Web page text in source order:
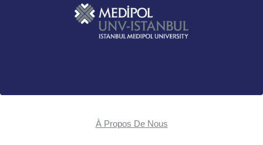
À Propos De Nous